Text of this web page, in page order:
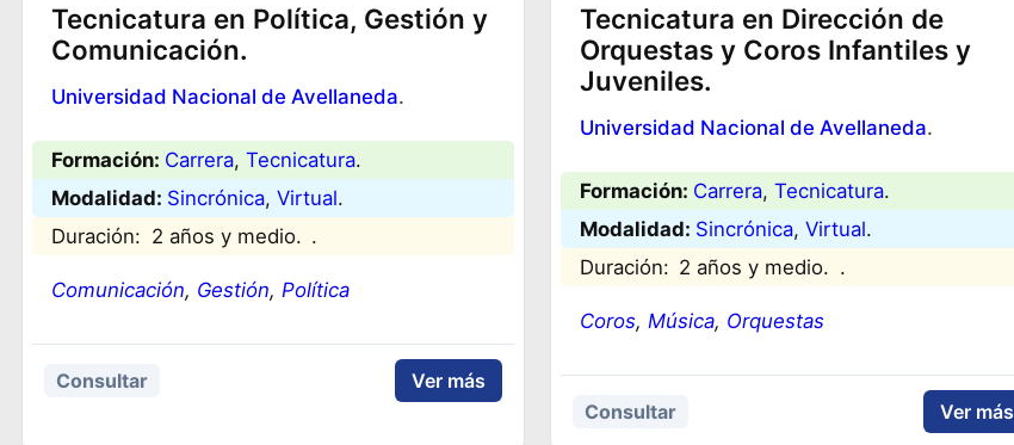
Tecnicatura en Política, Gestión y
Comunicación.
Universidad Nacional de Avellaneda.
Formación: Carrera, Tecnicatura.
Modalidad: Sincrónica, Virtual.
Duración: 2 años y medio. .
Comunicación, Gestión, Política
Consultar Ver más
Tecnicatura en Dirección de
Orquestas y Coros Infantiles y
Juveniles.
Universidad Nacional de Avellaneda.
Formación: Carrera, Tecnicatura.
Modalidad: Sincrónica, Virtual.
Duración: 2 años y medio. .
Coros, Música, Orquestas
Consultar Ver más